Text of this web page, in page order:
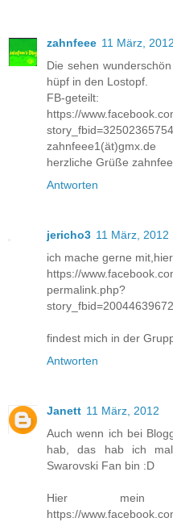
zahnfeee 11 März, 2012
Die sehen
hüpf in den Lostopf.
FB-geteilt:
https://
zahnfeee1(ät)gmx.de
herzliche Grüße
Antworten
jericho3 11 März, 2012
ich mache gerne
https://
permalink.php?
findest mich in der
Antworten
Janett 11 März, 2012
Auch wenn ich bei
hab, das hab ich
Swarovski Fan bin :D
Hier
https://